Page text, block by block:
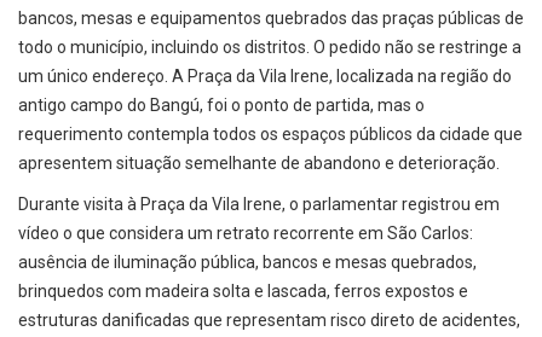
bancos, mesas e equipamentos quebrados das praças públicas de
todo o município, incluindo os distritos. O pedido não se restringe a
um único endereço. A Praça da Vila Irene, localizada na região do
antigo campo do Bangú, foi o ponto de partida, mas o
requerimento contempla todos os espaços públicos da cidade que
apresentem situação semelhante de abandono e deterioração.
Durante visita à Praça da Vila Irene, o parlamentar registrou em
vídeo o que considera um retrato recorrente em São Carlos:
ausência de iluminação pública, bancos e mesas quebrados,
brinquedos com madeira solta e lascada, ferros expostos e
estruturas danificadas que representam risco direto de acidentes,